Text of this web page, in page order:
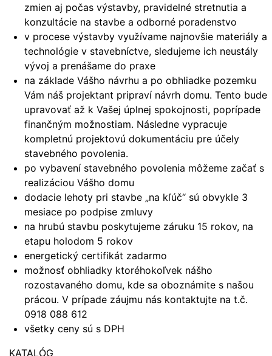
zmien aj počas výstavby, pravidelné stretnutia a
konzultácie na stavbe a odborné poradenstvo
v procese výstavby využívame najnovšie materiály a
technológie v stavebníctve, sledujeme ich neustály
vývoj a prenášame do praxe
na základe Vášho návrhu a po obhliadke pozemku
Vám náš projektant pripraví návrh domu. Tento bude
upravovať až k Vašej úplnej spokojnosti, poprípade
finančným možnostiam. Následne vypracuje
kompletnú projektovú dokumentáciu pre účely
stavebného povolenia.
po vybavení stavebného povolenia môžeme začať s
realizáciou Vášho domu
dodacie lehoty pri stavbe „na kľúč“ sú obvykle 3
mesiace po podpise zmluvy
na hrubú stavbu poskytujeme záruku 15 rokov, na
etapu holodom 5 rokov
energetický certifikát zadarmo
možnosť obhliadky ktoréhokoľvek nášho
rozostavaného domu, kde sa oboznámite s našou
prácou. V prípade záujmu nás kontaktujte na t.č.
0918 088 612
všetky ceny sú s DPH
KATALÓG